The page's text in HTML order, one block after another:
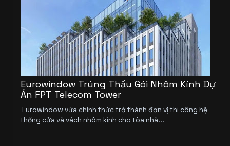
Eurowindow Trúng Thầu Gói Nhôm Kính Dự
Án FPT Telecom Tower
Eurowindow vừa chính thức trở thành đơn vị thi công hệ
thống cửa và vách nhôm kính cho tòa nhà...